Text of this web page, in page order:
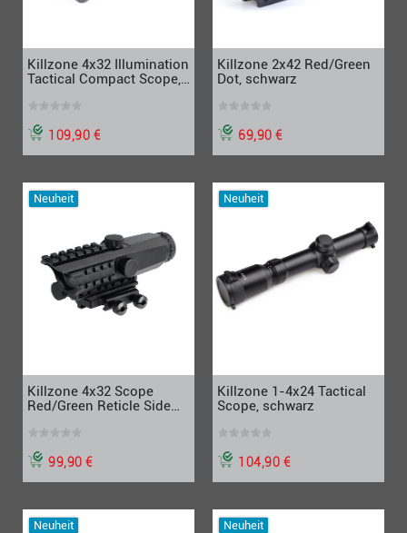
Killzone 4x32 Illumination
Tactical Compact Scope,
109,90 €
Killzone 2x42 Red/Green
Dot, schwarz
69,90 €
Neuheit
Killzone 4x32 Scope
Red/Green Reticle Side
99,90 €
Neuheit
Killzone 1-4x24 Tactical
Scope, schwarz
104,90 €
Neuheit Neuheit